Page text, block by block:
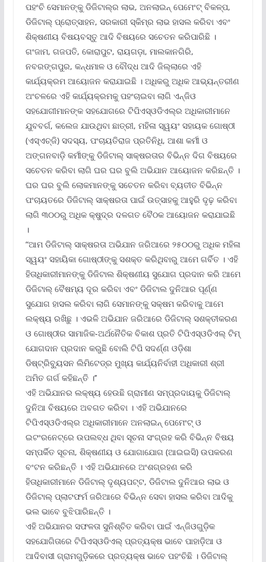
ପହଂଚି ସେମାନଙ୍କୁ ଡିଜିଟାଲ୍‌ର ଲାଭ, ଅନଲାଇନ୍ ପେମେଂଟ୍ ବିକଳ୍ପ,
ଡିଜିଟାଲ୍ ପ୍ରୋତ୍ସାହନ, ସରକାରୀ ସ୍କିମ୍‌ର ଲାଭ ହାସଲ କରିବା ଏବଂ
ଶିକ୍ଷଣୀୟ ବିଷୟବସ୍ତୁ ଆଦି ବିଷୟରେ ସଚେତନ କରିପାରିଛି ।
ଗଂଜାମ, ଗଜପତି, କୋରାପୁଟ, ରାୟଗଡ଼ା, ମାଲକାନଗିରି,
ନବରଙ୍ଗପୁର, କନ୍ଧମାଳ ଓ ବୌଦ୍ଧ ଆଦି ଜିଲ୍ଲାରେ ଏହି
କାର୍ଯ୍ୟକ୍ରମ ଆୟୋଜନ କରାଯାଇଛି । ଅଧିକରୁ ଅଧିକ ଆଭ୍ୟନ୍ତରୀଣ
ଅଂଚଳରେ ଏହି କାର୍ଯ୍ୟକ୍ରମକୁ ପହଂଚାଇବା ଲାଗି ଏନ୍‌ଜିଓ
ସହଯୋଗୀମାନଙ୍କ ସହଯୋଗରେ ଟିପିଏସ୍‌ଓଡିଏଲ୍‌ର ଅଧିକାରୀମାନେ
ଯୁବବର୍ଗ, କଲେଜ ଯାଉଥିବା ଛାତ୍ରୀ, ମହିଳା ସ୍ୱୟଂ ସହାୟକ ଗୋଷ୍ଠୀ
(ଏସ୍‌ଏଚ୍‌ଜି) ସଦସ୍ୟ, ପଂଚାୟତିରାଜ ପ୍ରତିନିଧି, ଆଶା କର୍ମୀ ଓ
ଅଙ୍ଗନବାଡ଼ି କର୍ମୀଙ୍କୁ ଡିଜିଟାଲ୍ ସାକ୍ଷରତାର ବିଭିନ୍ନ ଦିଗ ବିଷୟରେ
ସଚେତନ କରିବା ଲାଗି ଘର ଘର ବୁଲି ଅଭିଯାନ ଆୟୋଜନ କରିଛନ୍ତି ।
ଘର ଘର ବୁଲି ଲୋକମାନଙ୍କୁ ସଚେତନ କରିବା ବ୍ୟତୀତ ବିଭିନ୍ନ
ପଂଚାୟତରେ ଡିଜିଟାଲ୍ ସାକ୍ଷରତା ପାଇଁ ଉତ୍ସାହକୁ ଆହୁରି ଦୃଢ଼ କରିବା
ଲାଗି ୩୦୦ରୁ ଅଧିକ କ୍ଷୁଦ୍ର ଦଳଗତ ବୈଠକ ଆୟୋଜନ କରାଯାଇଛି
।
“ଆମ ଡିଜିଟାଲ୍ ସାକ୍ଷରତା ଅଭିଯାନ ଜରିଆରେ ୨୫୦୦ରୁ ଅଧିକ ମହିଳା
ସ୍ୱୟଂ ସହାୟିକା ଗୋଷ୍ଠୀଙ୍କୁ ସଶକ୍ତ କରିଥିବାରୁ ଆମେ ଗର୍ବିତ । ଏହି
ହିତାଧିକାରୀମାନଙ୍କୁ ଡିଜିଟାଲ ଶିକ୍ଷଣୀୟ ସୁଯୋଗ ପ୍ରଦାନ କରି ଆମେ
ଡିଜିଟାଲ୍ ବୈଷମ୍ୟ ଦୂର କରିବା ଏବଂ ଡିଜିଟାଲ ଦୁନିଆର ପୂର୍ଣ୍ଣ
ସୁଯୋଗ ହାସଲ କରିବା ଲାଗି ସେମାନଙ୍କୁ ସକ୍ଷମ କରିବାକୁ ଆମେ
ଲକ୍ଷ୍ୟ ରଖିଛୁ । ଏଭଳି ଅଭିଯାନ ଜରିଆରେ ଡିଜିଟାଲ୍ ସଶକ୍ତୀକରଣ
ଓ ଗୋଷ୍ଠୀର ସାମାଜିକ-ଅର୍ଥନୈତିକ ବିକାଶ ପ୍ରତି ଟିପିଏସ୍‌ଓଡିଏଲ୍ ଟିମ୍
ଯୋଗଦାନ ପ୍ରଦାନ କରୁଛି ବୋଲି ଟିପି ସଦର୍ଣ୍ଣ ଓଡ଼ିଶା
ଡିଷ୍ଟ୍ରିବ୍ୟୁସନ ଲିମିଟେଡ୍‌ର ମୁଖ୍ୟ କାର୍ଯ୍ୟନିର୍ବାହୀ ଅଧିକାରୀ ଶ୍ରୀ
ଅମିତ ଗର୍ଗ କହିଛନ୍ତି ।’’
ଏହି ଅଭିଯାନର ଲକ୍ଷ୍ୟ ହେଉଛି ଗ୍ରାମୀଣ ସମ୍ପ୍ରଦାୟକୁ ଡିଜିଟାଲ୍
ଦୁନିଆ ବିଷୟରେ ଅବଗତ କରିବା । ଏହି ଅଭିଯାନରେ
ଟିପିଏସ୍‌ଓଡିଏଲ୍‌ର ଅଧିକାରୀମାନେ ଅନଲାଇନ୍ ପେମେଂଟ୍ ଓ
ଇଟଂରନେଟ୍‌ରେ ଉପଲବ୍ଧ ଥିବା ସୂଚନା ସଂଗ୍ରହ କରି ବିଭିନ୍ନ ବିଷୟ
ସମ୍ପର୍କିତ ସୂଚନା, ଶିକ୍ଷଣୀୟ ଓ ଯୋଗାଯୋଗ (ଆଇଇସି) ଉପକରଣ
ବଂଟନ କରିଛନ୍ତି । ଏହି ଅଭିଯାନରେ ଅଂଶଗ୍ରହଣ କରି
ହିତାଧିକାରୀମାନେ ଡିଜିଟାଲ୍ ଦୃଶ୍ୟପଟ୍ଟ, ଡିଜିଟାଲ ଦୁନିଆର ଲାଭ ଓ
ଡିଜିଟାଲ୍ ପ୍ଲାଟଫର୍ମ ଜରିଆରେ ବିଭିନ୍ନ ସେବା ହାସଲ କରିବା ଆଦିକୁ
ଭଲ ଭାବେ ବୁଝିପାରିଛନ୍ତି ।
ଏହି ଅଭିଯାନର ସଫଳତା ସୁନିଶ୍ଚିତ କରିବା ପାଇଁ ଏନ୍‌ଜିଓଗୁଡ଼ିକ
ସହଯୋଗିତାରେ ଟିପିଏସ୍‌ଓଡିଏଲ୍ ପ୍ରତ୍ୟକ୍ଷ ଭାବେ ପାହାଡ଼ିଆ ଓ
ଆଦିବାସୀ ଗ୍ରାମଗୁଡ଼ିକରେ ପ୍ରତ୍ୟକ୍ଷ ଭାବେ ପହଂଚିଛି । ଡିଜିଟାଲ୍